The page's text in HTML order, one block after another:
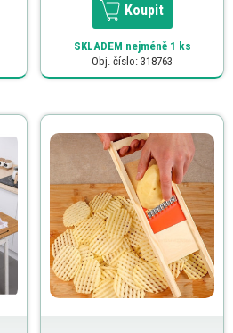
Koupit
SKLADEM nejméně 1 ks
Obj. číslo: 318763